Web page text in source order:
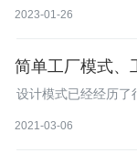
2023-01-26
简单工厂模式、
设计模式已经经历了
程中面临的一般问
足的开发人员通过一
2021-03-06